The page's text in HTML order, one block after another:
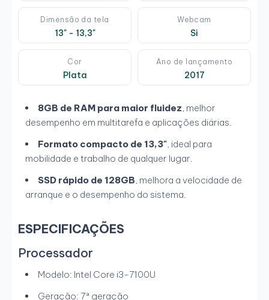
Dimensão da tela
13" - 13,3"
Webcam
Si
Cor
Plata
Ano de lançamento
2017
8GB de RAM para maior fluidez , melhor
desempenho em multitarefa e aplicações diárias.
Formato compacto de 13,3" , ideal para
mobilidade e trabalho de qualquer lugar.
SSD rápido de 128GB , melhora a velocidade de
arranque e o desempenho do sistema.
ESPECIFICAÇÕES
Processador
Modelo: Intel Core i3-7100U
Geração: 7ª geração